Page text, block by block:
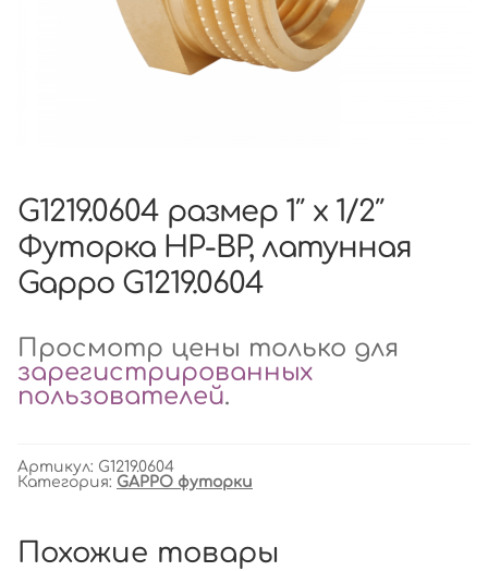
G1219.0604 размер 1″ х 1/2″
Футорка НР-ВР, латунная
Gappo G1219.0604
Просмотр цены только для
зарегистрированных
пользователей.
Артикул: G1219.0604
Категория: GAPPO футорки
Похожие товары